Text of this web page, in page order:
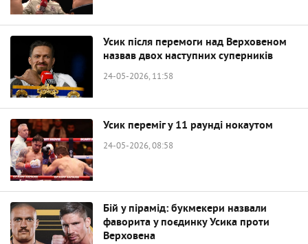
Усик після перемоги над Верховеном
назвав двох наступних суперників
24-05-2026, 11:58
Усик переміг у 11 раунді нокаутом
24-05-2026, 08:58
Бій у пірамід: букмекери назвали
фаворита у поєдинку Усика проти
Верховена